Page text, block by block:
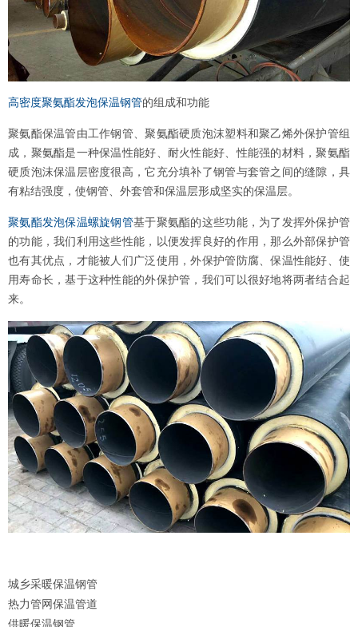
高密度聚氨酯发泡保温钢管的组成和功能
聚氨酯保温管由工作钢管、聚氨酯硬质泡沫塑料和聚乙烯外保护管组
成，聚氨酯是一种保温性能好、耐火性能好、性能强的材料，聚氨酯
硬质泡沫保温层密度很高，它充分填补了钢管与套管之间的缝隙，具
有粘结强度，使钢管、外套管和保温层形成坚实的保温层。
聚氨酯发泡保温螺旋钢管基于聚氨酯的这些功能，为了发挥外保护管
的功能，我们利用这些性能，以便发挥良好的作用，那么外部保护管
也有其优点，才能被人们广泛使用，外保护管防腐、保温性能好、使
用寿命长，基于这种性能的外保护管，我们可以很好地将两者结合起
来。
城乡采暖保温钢管
热力管网保温管道
供暖保温钢管